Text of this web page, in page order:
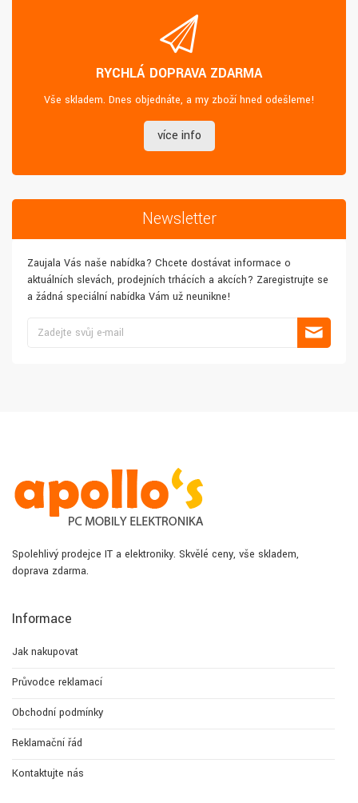
RYCHLÁ DOPRAVA ZDARMA
Vše skladem. Dnes objednáte, a my zboží hned odešleme!
více info
Newsletter
Zaujala Vás naše nabídka? Chcete dostávat informace o
aktuálních slevách, prodejních trhácích a akcích? Zaregistrujte se
a žádná speciální nabídka Vám už neunikne!
Spolehlivý prodejce IT a elektroniky. Skvělé ceny, vše skladem,
doprava zdarma.
Informace
Jak nakupovat
Průvodce reklamací
Obchodní podmínky
Reklamační řád
Kontaktujte nás